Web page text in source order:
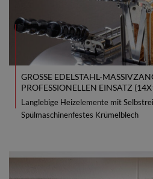
GROSSE EDELSTAHL-
ROFESSIONELLEN EINSATZ
Langlebige Heizelemente mit
Spülmaschinenfestes Krümelblech